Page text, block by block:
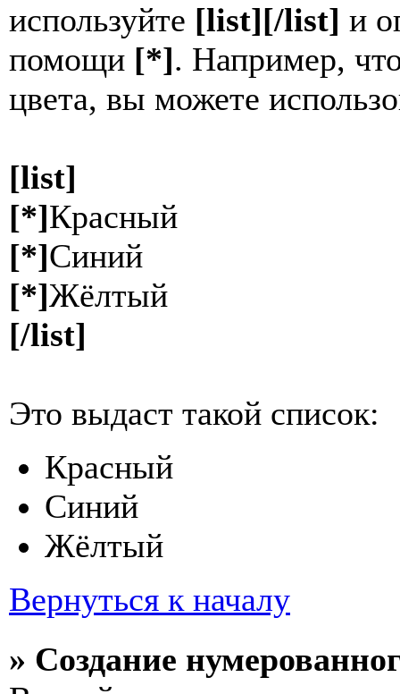
используйте [list][/list] и
помощи [*]. Например,
цвета, вы можете
[list]
[*]Красный
[*]Синий
[*]Жёлтый
[/list]
Это выдаст такой список:
Красный
Синий
Жёлтый
Вернуться к началу
» Создание